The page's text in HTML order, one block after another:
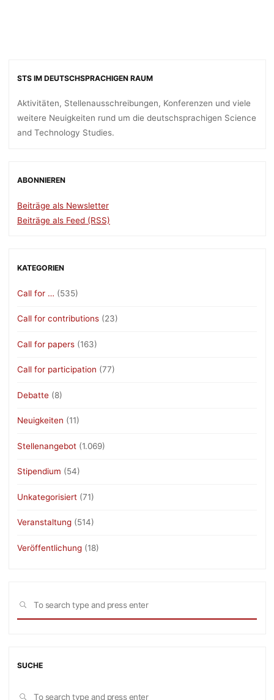
STS IM DEUTSCHSPRACHIGEN RAUM
Aktivitäten, Stellenausschreibungen, Konferenzen und viele
weitere Neuigkeiten rund um die deutschsprachigen Science
and Technology Studies.
ABONNIEREN
Beiträge als Newsletter
Beiträge als Feed (RSS)
KATEGORIEN
Call for … (535)
Call for contributions (23)
Call for papers (163)
Call for participation (77)
Debatte (8)
Neuigkeiten (11)
Stellenangebot (1.069)
Stipendium (54)
Unkategorisiert (71)
Veranstaltung (514)
Veröffentlichung (18)
SEARCH
SUCHE
SEARCH